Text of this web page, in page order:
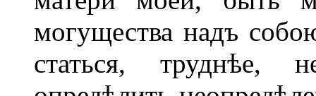
могущества надъ
статься, труднѣе,